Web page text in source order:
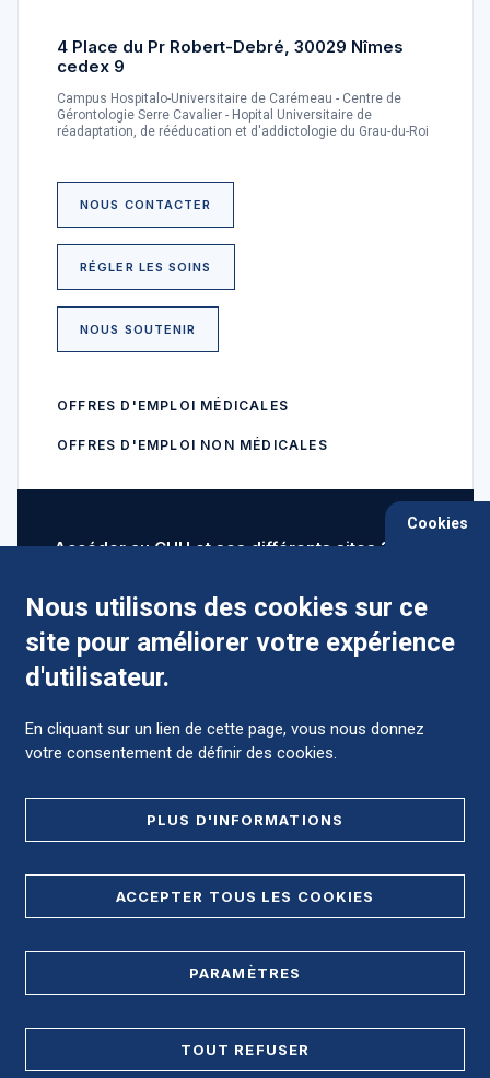
4 Place du Pr Robert-Debré, 30029 Nîmes
cedex 9
Campus Hospitalo-Universitaire de Carémeau - Centre de
Gérontologie Serre Cavalier - Hopital Universitaire de
réadaptation, de rééducation et d'addictologie du Grau-du-Roi
NOUS CONTACTER
RÉGLER LES SOINS
NOUS SOUTENIR
OFFRES D'EMPLOI MÉDICALES
OFFRES D'EMPLOI NON MÉDICALES
Accéder au CHU et ses différents sites ?
Comment préparer mon hospitalisation ?
PLAN DE SITE
Cookies
Nous utilisons des cookies sur ce
site pour améliorer votre expérience
d'utilisateur.
En cliquant sur un lien de cette page, vous nous donnez
votre consentement de définir des cookies.
PLUS D'INFORMATIONS
ACCEPTER TOUS LES COOKIES
PARAMÈTRES
TOUT REFUSER